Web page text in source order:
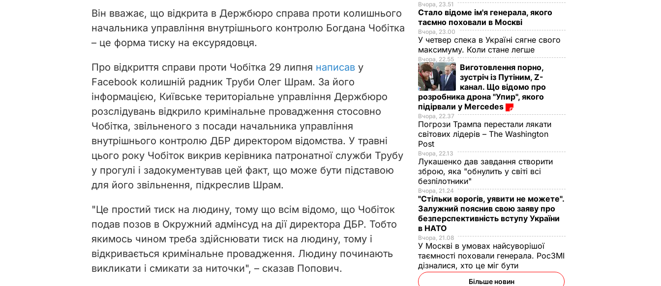
Він вважає, що відкрита в Держбюро справа проти колишнього
начальника управління внутрішнього контролю Богдана Чобітка
– це форма тиску на ексурядовця.
Про відкриття справи проти Чобітка 29 липня написав у
Facebook колишній радник Труби Олег Шрам. За його
інформацією, Київське територіальне управління Держбюро
розслідувань відкрило кримінальне провадження стосовно
Чобітка, звільненого з посади начальника управління
внутрішнього контролю ДБР директором відомства. У травні
цього року Чобіток викрив керівника патронатної служби Трубу
у прогулі і задокументував цей факт, що може бути підставою
для його звільнення, підкреслив Шрам.
"Це простий тиск на людину, тому що всім відомо, що Чобіток
подав позов в Окружний адмінсуд на дії директора ДБР. Тобто
якимось чином треба здійснювати тиск на людину, тому і
відкривається кримінальне провадження. Людину починають
викликати і смикати за ниточки", – сказав Попович.
Вчора, 23.51
Стало відоме ім'я генерала, якого
таємно поховали в Москві
Вчора, 23.00
У четвер спека в Україні сягне свого
максимуму. Коли стане легше
Вчора, 22.55
Виготовлення порно,
зустріч із Путіним, Z-
канал. Що відомо про
розробника дрона "Упир", якого
підірвали у Mercedes
Вчора, 22.37
Погрози Трампа перестали лякати
світових лідерів – The Washington
Post
Вчора, 22.13
Лукашенко дав завдання створити
зброю, яка "обнулить у світі всі
безпілотники"
Вчора, 21.24
"Стільки ворогів, уявити не можете".
Залужний пояснив свою заяву про
безперспективність вступу України
в НАТО
Вчора, 21.08
У Москві в умовах найсуворішої
таємності поховали генерала. РосЗМІ
дізналися, хто це міг бути
Більше новин